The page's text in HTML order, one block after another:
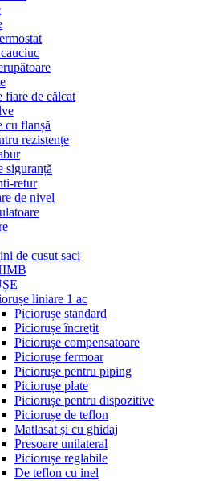
fiare de călcat
cu flanșă
rezistențe
siguranță
retur
de nivel
de cusut saci
liniare 1 ac
Piciorușe standard
Piciorușe încrețit
Piciorușe compensatoare
Piciorușe fermoar
Piciorușe pentru piping
Piciorușe plate
Piciorușe pentru dispozitive
Piciorușe de teflon
Matlasat și cu ghidaj
Presoare unilateral
Piciorușe reglabile
De teflon cu inel